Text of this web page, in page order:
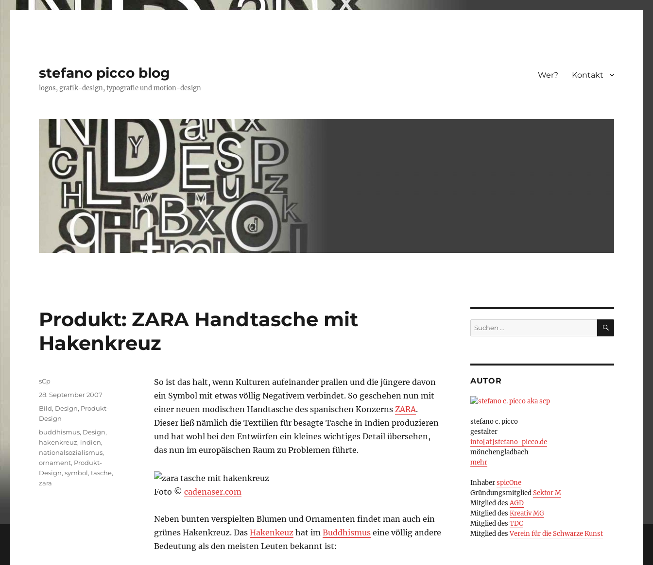
stefano picco blog
logos, grafik-design, typografie und motion-design
Wer? Kontakt
Produkt: ZARA Handtasche mit
Hakenkreuz
So ist das halt, wenn Kulturen aufeinander prallen und die jüngere davon
ein Symbol mit etwas völlig Negativem verbindet. So geschehen nun mit
einer neuen modischen Handtasche des spanischen Konzerns ZARA.
Dieser ließ nämlich die Textilien für besagte Tasche in Indien produzieren
und hat wohl bei den Entwürfen ein kleines wichtiges Detail übersehen,
das nun im europäischen Raum zu Problemen führte.
Foto © cadenaser.com
Neben bunten verspielten Blumen und Ornamenten findet man auch ein
grünes Hakenkreuz. Das Hakenkeuzhat im Buddhismuseine völlig andere
Bedeutung als den meisten Leuten bekannt ist:
Autor
sCp
Veröffentlicht
am
28. September 2007
Kategorien
Bild, Design, Produkt-
Design
Schlagwörter
buddhismus, Design,
hakenkreuz, indien,
nationalsozialismus,
ornament, Produkt-
Design,symbol,tasche,
zara
Suchen
nach:
SUCHEN
AUTOR
stefano c. picco
gestalter
info[at]stefano-picco.de
mönchengladbach
mehr
InhaberspicOne
GründungsmitgliedSektor M
Mitglied desAGD
Mitglied des Kreativ MG
Mitglied des TDC
Mitglied desVerein für die Schwarze Kunst